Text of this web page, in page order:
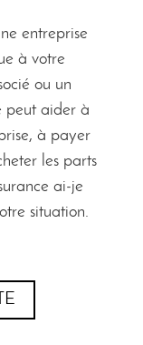
entreprise
à votre
ou un
peut aider à
à payer
les parts
ai-je
situation.